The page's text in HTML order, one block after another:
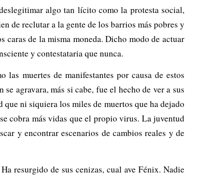
algo tan lícito como la protesta social,
de reclutar a la gente de los barrios más pobres y
de la misma moneda. Dicho modo de actuar
y contestataria que nunca.
muertes de manifestantes por causa de estos
agravara, más si cabe, fue el hecho de ver a sus
ni siquiera los miles de muertos que ha dejado
cobra más vidas que el propio virus. La juventud
y encontrar escenarios de cambios reales y de
resurgido de sus cenizas, cual ave Fénix. Nadie